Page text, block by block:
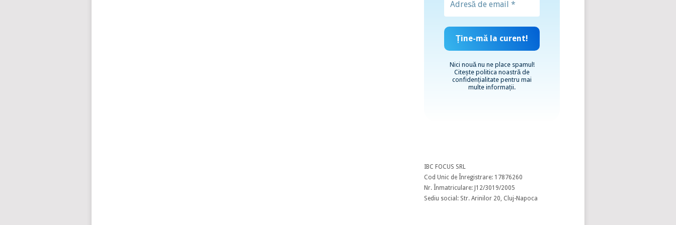
Nici nouă nu ne place spamul!
Citește politica noastră de
confidențialitate pentru mai
multe informații.
IBC FOCUS SRL
Cod Unic de Înregistrare: 17876260
Nr. Înmatriculare: J12/3019/2005
Sediu social: Str. Arinilor 20, Cluj-Napoca